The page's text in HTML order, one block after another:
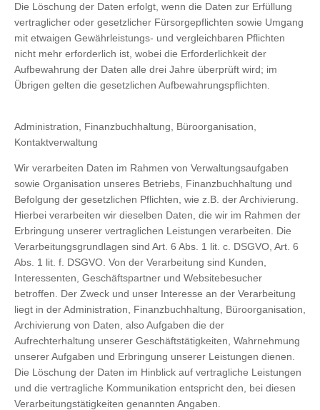
Die Löschung der Daten erfolgt, wenn die Daten zur Erfüllung
vertraglicher oder gesetzlicher Fürsorgepflichten sowie Umgang
mit etwaigen Gewährleistungs- und vergleichbaren Pflichten
nicht mehr erforderlich ist, wobei die Erforderlichkeit der
Aufbewahrung der Daten alle drei Jahre überprüft wird; im
Übrigen gelten die gesetzlichen Aufbewahrungspflichten.
Administration, Finanzbuchhaltung, Büroorganisation,
Kontaktverwaltung
Wir verarbeiten Daten im Rahmen von Verwaltungsaufgaben
sowie Organisation unseres Betriebs, Finanzbuchhaltung und
Befolgung der gesetzlichen Pflichten, wie z.B. der Archivierung.
Hierbei verarbeiten wir dieselben Daten, die wir im Rahmen der
Erbringung unserer vertraglichen Leistungen verarbeiten. Die
Verarbeitungsgrundlagen sind Art. 6 Abs. 1 lit. c. DSGVO, Art. 6
Abs. 1 lit. f. DSGVO. Von der Verarbeitung sind Kunden,
Interessenten, Geschäftspartner und Websitebesucher
betroffen. Der Zweck und unser Interesse an der Verarbeitung
liegt in der Administration, Finanzbuchhaltung, Büroorganisation,
Archivierung von Daten, also Aufgaben die der
Aufrechterhaltung unserer Geschäftstätigkeiten, Wahrnehmung
unserer Aufgaben und Erbringung unserer Leistungen dienen.
Die Löschung der Daten im Hinblick auf vertragliche Leistungen
und die vertragliche Kommunikation entspricht den, bei diesen
Verarbeitungstätigkeiten genannten Angaben.